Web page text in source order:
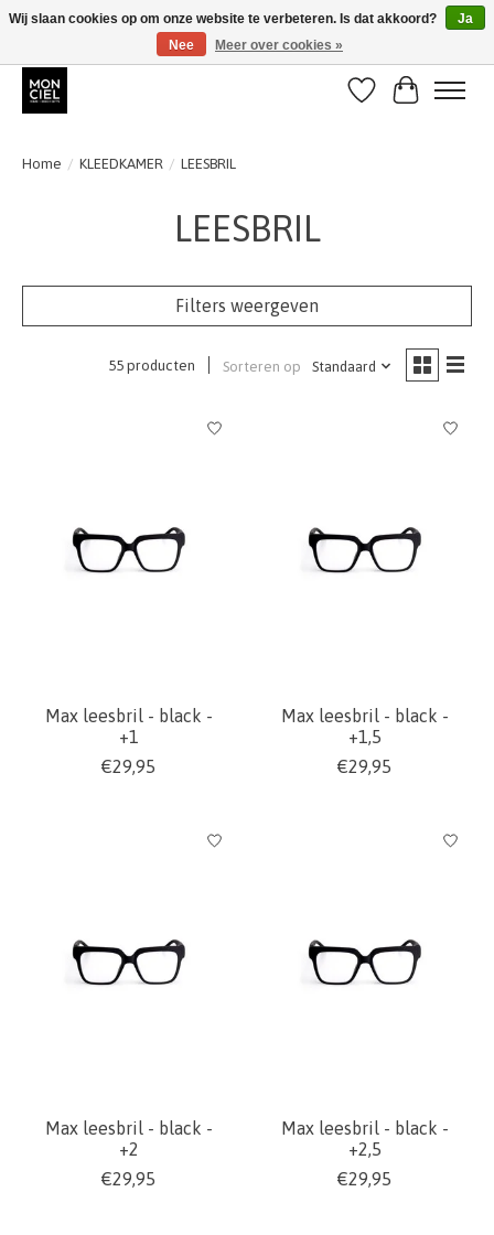
BE + NL : GRATIS VERZENDING van 31/07 t;e.m. 17/8
Verlanglijst
Home / KLEEDKAMER / LEESBRIL
LEESBRIL
Filters weergeven
55 producten Sorteren op Standaard
Max leesbril - black -
+1
€29,95
Max leesbril - black -
+1,5
€29,95
Max leesbril - black -
+2
€29,95
Max leesbril - black -
+2,5
€29,95
Wij slaan cookies op om onze website te verbeteren. Is dat akkoord?
Ja
Nee
Meer over cookies »